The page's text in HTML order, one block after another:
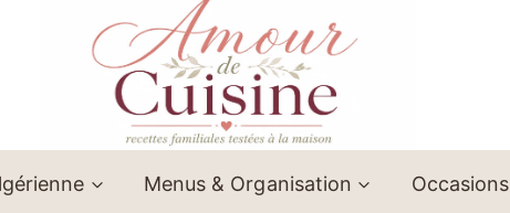
Menus & Organisation Occasions